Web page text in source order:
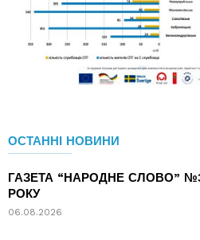
ОСТАННІ НОВИНИ
ГАЗЕТА “НАРОДНЕ СЛОВО”
РОКУ
06.08.2026